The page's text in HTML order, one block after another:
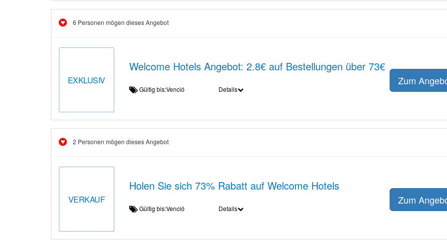
6 Personen mögen dieses Angebot
EXKLUSIV
Welcome Hotels Angebot: 2.8€ auf Bestellungen über 73€
Gültig bis:Venció Details
Zum
2 Personen mögen dieses Angebot
VERKAUF
Holen Sie sich 73% Rabatt auf Welcome Hotels
Gültig bis:Venció Details
Zum